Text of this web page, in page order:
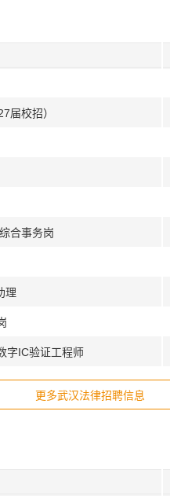
届校招）
合事务岗
理
字IC验证工程师
更多武汉法律招聘信息